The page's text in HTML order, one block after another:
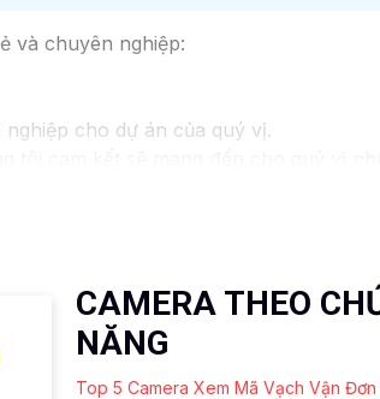
và chuyên nghiệp:
cho dự án của quý vị.
an ninh video. Với các tính năng và
tin cậy và an toàn cho dự án của quý
CAMERA THEO
NĂNG
Top 5 Camera Xem Mã Vạch Vận Đơn